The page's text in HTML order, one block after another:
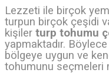
Lezzeti ile birçok
turpun birçok çeşidi
kişiler turp tohumu
yapmaktadır.
bölgeye uygun ve
tohumunu seçmeleri